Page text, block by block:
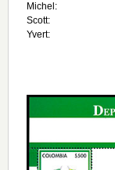
Michel:
Scott:
Yvert: